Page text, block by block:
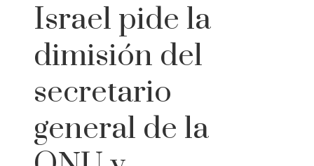
Israel pide la
dimisión del
secretario
general de la